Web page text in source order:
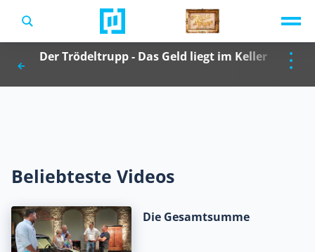
Der Trödeltrupp - Das Geld liegt im Keller
Beliebteste Videos
Die Gesamtsumme